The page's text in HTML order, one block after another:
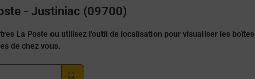
- Justiniac (09700)
La Poste ou utilisez l'outil de localisation pour visualiser les boîtes
de chez vous.